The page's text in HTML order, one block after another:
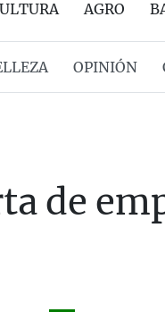
AGRO
OPINIÓN
de